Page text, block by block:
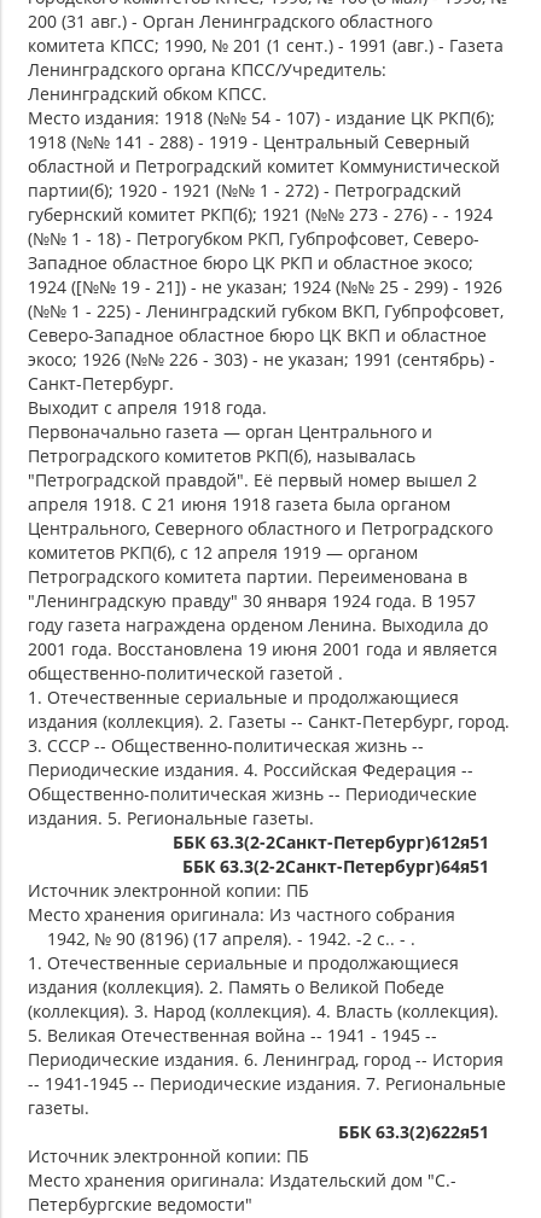
200 (31 авг.) - Орган Ленинградского областного
комитета КПСС; 1990, № 201 (1 сент.) - 1991 (авг.) - Газета
Ленинградского органа КПСС/Учредитель:
Ленинградский обком КПСС.
Место издания: 1918 (№№ 54 - 107) - издание ЦК РКП(б);
1918 (№№ 141 - 288) - 1919 - Центральный Северный
областной и Петроградский комитет Коммунистической
партии(б); 1920 - 1921 (№№ 1 - 272) - Петроградский
губернский комитет РКП(б); 1921 (№№ 273 - 276) - - 1924
(№№ 1 - 18) - Петрогубком РКП, Губпрофсовет, Северо-
Западное областное бюро ЦК РКП и областное экосо;
1924 ([№№ 19 - 21]) - не указан; 1924 (№№ 25 - 299) - 1926
(№№ 1 - 225) - Ленинградский губком ВКП, Губпрофсовет,
Северо-Западное областное бюро ЦК ВКП и областное
экосо; 1926 (№№ 226 - 303) - не указан; 1991 (сентябрь) -
Санкт-Петербург.
Выходит с апреля 1918 года.
Первоначально газета — орган Центрального и
Петроградского комитетов РКП(б), называлась
"Петроградской правдой". Её первый номер вышел 2
апреля 1918. С 21 июня 1918 газета была органом
Центрального, Северного областного и Петроградского
комитетов РКП(б), с 12 апреля 1919 — органом
Петроградского комитета партии. Переименована в
"Ленинградскую правду" 30 января 1924 года. В 1957
году газета награждена орденом Ленина. Выходила до
2001 года. Восстановлена 19 июня 2001 года и является
общественно-политической газетой .
1. Отечественные сериальные и продолжающиеся
издания (коллекция). 2. Газеты -- Санкт-Петербург, город.
3. СССР -- Общественно-политическая жизнь --
Периодические издания. 4. Российская Федерация --
Общественно-политическая жизнь -- Периодические
издания. 5. Региональные газеты.
ББК 63.3(2-2Санкт-Петербург)612я51
ББК 63.3(2-2Санкт-Петербург)64я51
Источник электронной копии: ПБ
Место хранения оригинала: Из частного собрания
1942, № 90 (8196) (17 апреля). - 1942. -2 с.. - .
1. Отечественные сериальные и продолжающиеся
издания (коллекция). 2. Память о Великой Победе
(коллекция). 3. Народ (коллекция). 4. Власть (коллекция).
5. Великая Отечественная война -- 1941 - 1945 --
Периодические издания. 6. Ленинград, город -- История
-- 1941-1945 -- Периодические издания. 7. Региональные
газеты.
ББК 63.3(2)622я51
Источник электронной копии: ПБ
Место хранения оригинала: Издательский дом "С.-
Петербургские ведомости"